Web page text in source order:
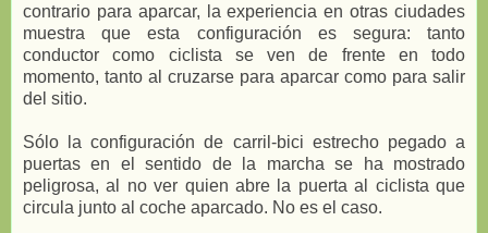
contrario para aparcar, la experiencia en otras ciudades
muestra que esta configuración es segura: tanto
conductor como ciclista se ven de frente en todo
momento, tanto al cruzarse para aparcar como para salir
del sitio.
Sólo la configuración de carril-bici estrecho pegado a
puertas en el sentido de la marcha se ha mostrado
peligrosa, al no ver quien abre la puerta al ciclista que
circula junto al coche aparcado. No es el caso.